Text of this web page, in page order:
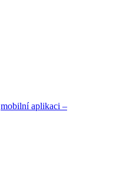
mobilní aplikaci –